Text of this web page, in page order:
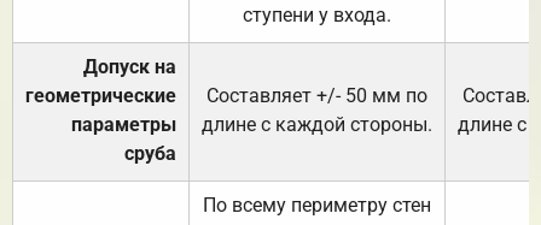
ступени у входа.
Допуск на
геометрические
параметры
сруба
Составляет +/- 50 мм по
длине с каждой стороны.
длине с
По всему периметру стен